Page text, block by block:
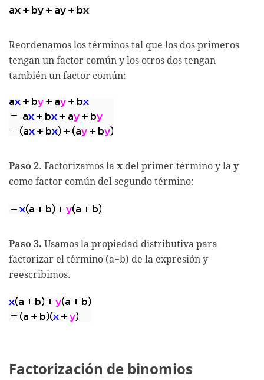
Reordenamos los términos tal que los dos primeros
tengan un factor común y los otros dos tengan
también un factor común:
Paso 2. Factorizamos la x del primer término y la y
como factor común del segundo término:
Paso 3. Usamos la propiedad distributiva para
factorizar el término (a+b) de la expresión y
reescribimos.
Factorización de binomios